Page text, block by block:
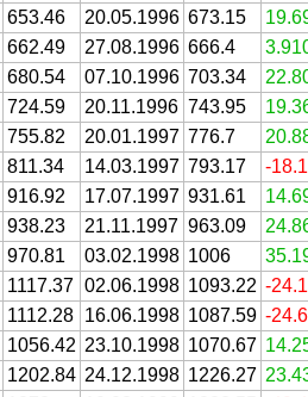
653.46 20.05.1996 673.15
662.49 27.08.1996 666.4
680.54 07.10.1996 703.34
724.59 20.11.1996 743.95
755.82 20.01.1997 776.7
811.34 14.03.1997 793.17
-
916.92 17.07.1997 931.61
938.23 21.11.1997 963.09
970.81 03.02.1998 1006
1117.37 02.06.1998 1093.22 -
1112.28 16.06.1998 1087.59 -
1056.42 23.10.1998 1070.67
1202.84 24.12.1998 1226.27